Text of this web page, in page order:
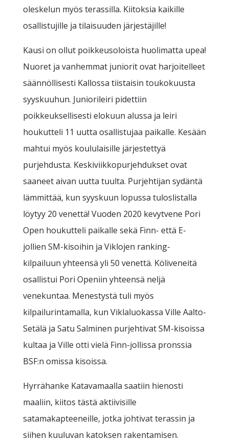
oleskelun myös terassilla. Kiitoksia kaikille
osallistujille ja tilaisuuden järjestäjille!
Kausi on ollut poikkeusoloista huolimatta upea!
Nuoret ja vanhemmat juniorit ovat harjoitelleet
säännöllisesti Kallossa tiistaisin toukokuusta
syyskuuhun. Juniorileiri pidettiin
poikkeuksellisesti elokuun alussa ja leiri
houkutteli 11 uutta osallistujaa paikalle. Kesään
mahtui myös koululaisille järjestettyä
purjehdusta. Keskiviikkopurjehdukset ovat
saaneet aivan uutta tuulta. Purjehtijan sydäntä
lämmittää, kun syyskuun lopussa tuloslistalla
löytyy 20 venettä! Vuoden 2020 kevytvene Pori
Open houkutteli paikalle sekä Finn- että E-
jollien SM-kisoihin ja Viklojen ranking-
kilpailuun yhteensä yli 50 venettä. Köliveneitä
osallistui Pori Openiin yhteensä neljä
venekuntaa. Menestystä tuli myös
kilpailurintamalla, kun Viklaluokassa Ville Aalto-
Setälä ja Satu Salminen purjehtivat SM-kisoissa
kultaa ja Ville otti vielä Finn-jollissa pronssia
BSF:n omissa kisoissa.
Hyrrähanke Katavamaalla saatiin hienosti
maaliin, kiitos tästä aktiivisille
satamakapteeneille, jotka johtivat terassin ja
siihen kuuluvan katoksen rakentamisen.